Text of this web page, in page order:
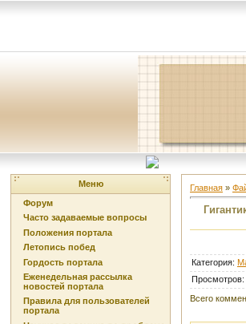
Меню
Форум
Часто задаваемые вопросы
Положения портала
Летопись побед
Гордость портала
Еженедельная рассылка
новостей портала
Правила для пользователей
портала
Главная »
Категория:
Просмотров:
Всего